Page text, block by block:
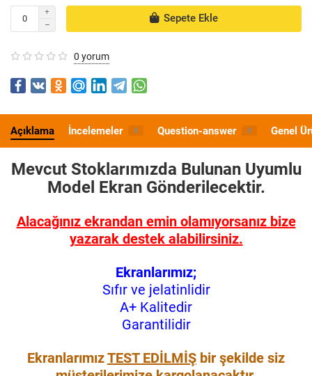
Sepete Ekle
0 yorum
Açıklama İncelemeler 0 Question-answer 0 Genel
Mevcut Stoklarımızda Bulunan Uyumlu
Model Ekran Gönderilecektir.
Alacağınız ekrandan emin olamıyorsanız bize
yazarak destek alabilirsiniz.
Ekranlarımız;
Sıfır ve jelatinlidir
A+ Kalitedir
Garantilidir
EkranlarımızTEST EDİLMİŞ bir şekilde siz